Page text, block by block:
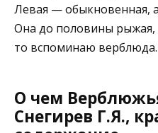
Левая — обыкновенная,
Она до половины рыжая,
то вспоминаю верблюда.
О чем
Снегирев Г.Я.,